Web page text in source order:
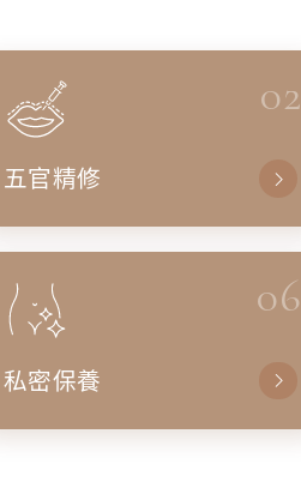
02
五官精修
06
私密保養